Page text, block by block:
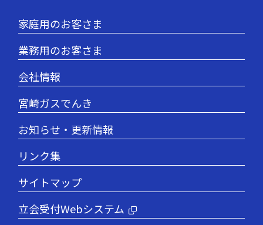
家庭用のお客さま
業務用のお客さま
会社情報
宮崎ガスでんき
お知らせ・更新情報
リンク集
サイトマップ
立会受付Webシステム